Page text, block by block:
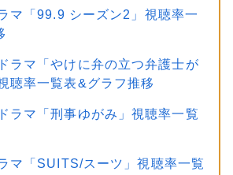
マ「99.9 シーズン2」視聴率一
ラマ「やけに弁の立つ弁護士が
聴率一覧表&グラフ推移
ラマ「刑事ゆがみ」視聴率一覧
マ「SUITS/スーツ」視聴率一覧